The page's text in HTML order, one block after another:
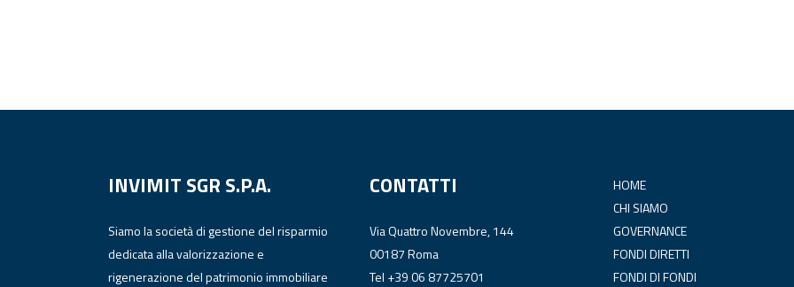
INVIMIT SGR S.P.A.
Siamo la società di gestione del risparmio
dedicata alla valorizzazione e
rigenerazione del patrimonio immobiliare
CONTATTI
Via Quattro Novembre, 144
00187 Roma
Tel +39 06 87725701
HOME
CHI SIAMO
GOVERNANCE
FONDI DIRETTI
FONDI DI FONDI